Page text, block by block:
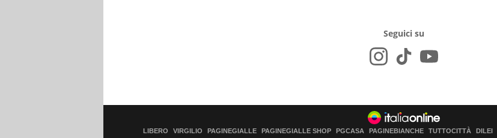
Seguici su
LIBERO VIRGILIO PAGINEGIALLE PAGINEGIALLE SHOP PGCASA PAGINEBIANCHE TUTTOCITTÀ DILEI